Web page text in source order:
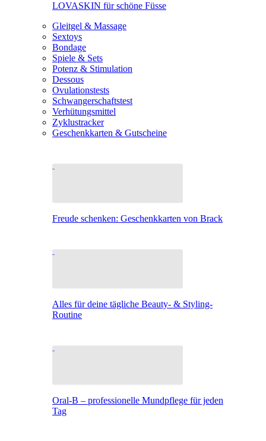
LOVASKIN für schöne Füsse
Gleitgel & Massage
Sextoys
Bondage
Spiele & Sets
Potenz & Stimulation
Dessous
Ovulationstests
Schwangerschaftstest
Verhütungsmittel
Zyklustracker
Geschenkkarten & Gutscheine
Freude schenken: Geschenkkarten von Brack
Alles für deine tägliche Beauty- & Styling-
Routine
Oral-B – professionelle Mundpflege für jeden
Tag